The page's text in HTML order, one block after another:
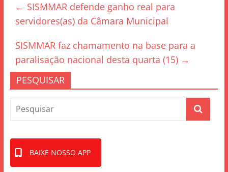
b
o
o
k
← SISMMAR defende ganho real para
servidores(as) da Câmara Municipal
SISMMAR faz chamamento na base para a
paralisação nacional desta quarta (15) →
PESQUISAR
BAIXE NOSSO APP